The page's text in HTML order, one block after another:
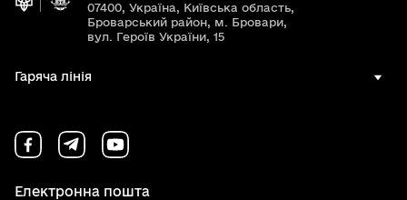
07400, Україна, Київська область,
Броварський район, м. Бровари,
вул. Героїв України, 15
Гаряча лінія
Електронна пошта